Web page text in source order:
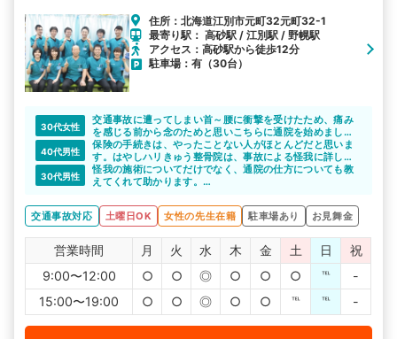
住所：北海道江別市元町32元町32-1
最寄り駅： 高砂駅 / 江別駅 / 野幌駅
アクセス：高砂駅から徒歩12分
駐車場：有（30台）
30代女性
交通事故に遭ってしまい首～腰に衝撃を受けたため、痛み
を感じる前から念のためと思いこちらに通院を始めまし
た。
先生からもその判断は正しいと仰っていただけ、数回通院
をしていますが楽になってきています。
こちらに早めの通院を決めて本当によかったです。
40代男性
保険の手続きは、やったことない人がほとんどだと思いま
す。はやしハリきゅう整骨院は、事故による怪我に詳し
く、保険の手続きもわかりやすく説明してくれるそうで
す。事故の相談もできて、長く通院できると思います。
30代男性
怪我の施術についてだけでなく、通院の仕方についても教
えてくれて助かります。
よいと思います。
交通事故対応 土曜日OK 女性の先生在籍 駐車場あり お見舞金
営業時間 月 火 水 木 金 土 日
祝
9:00〜12:00
○ ○ ◎ ○ ○ ○ ℡
-
15:00〜19:00
○ ○ ◎ ○ ○ ℡ ℡ -